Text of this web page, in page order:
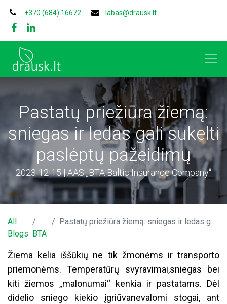
+370 (684) 16672 labas@drausk.lt
Pastatų priežiūra žiemą:
sniegas ir ledas gali sukelti
paslėptų pažeidimų
2023-12-15 | AAS „BTA Baltic Insurance Company“
All
Blogs
BTA
Pastatų priežiūra žiemą: sniegas ir ledas gali sukelti paslėptų pažeidimų
Žiema kelia iššūkių ne tik žmonėms ir transporto
priemonėms. Temperatūrų svyravimai,sniegas bei
kiti žiemos „malonumai“ kenkia ir pastatams. Dėl
didelio sniego kiekio įgriūvanevalomi stogai, ant